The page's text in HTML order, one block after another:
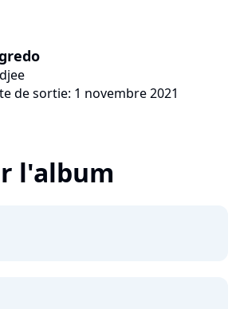
de sortie: 1 novembre 2021
l'album